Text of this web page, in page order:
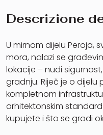
Descrizione
U mirnom dijelu Peroja,
mora, nalazi se
lokacije – nudi
gradnju. Riječ je o
kompletnom
arhitektonskim
kupujete i što se gradi